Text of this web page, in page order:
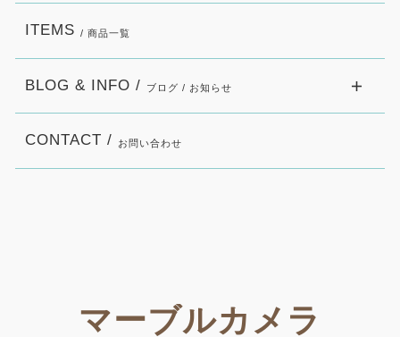
マーブルカメラ
ITEMS / 商品一覧
BLOG & INFO / ブログ / お知らせ
CONTACT / お問い合わせ